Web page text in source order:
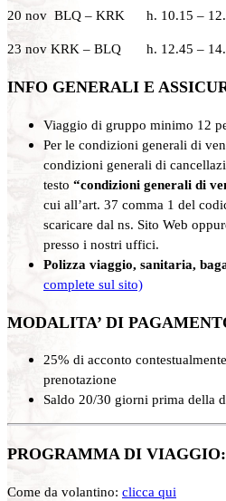
20 nov BLQ – KRK h. 10.15 –
23 nov KRK – BLQ h. 12.45 –
INFO GENERALI E
Viaggio di gruppo minimo 12
Per le condizioni generali di
condizioni generali di
testo “condizioni generali di
cui all’art. 37 comma 1 del
scaricare dal ns. Sito Web
presso i nostri uffici.
Polizza viaggio, sanitaria,
complete sul sito)
MODALITA’ DI
25% di acconto
prenotazione
Saldo 20/30 giorni prima della
PROGRAMMA DI VIAGGIO:
Come da volantino: clicca qui